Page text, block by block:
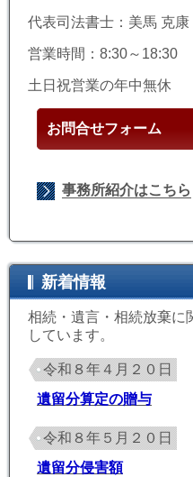
代表司法書士：美馬 克康
営業時間：8:30～18:30
土日祝営業の年中無休
お問合せフォーム
事務所紹介はこちら
新着情報
相続・遺言・相続放棄に
しています。
令和８年４月２０日
遺留分算定の贈与
令和８年５月２０日
遺留分侵害額